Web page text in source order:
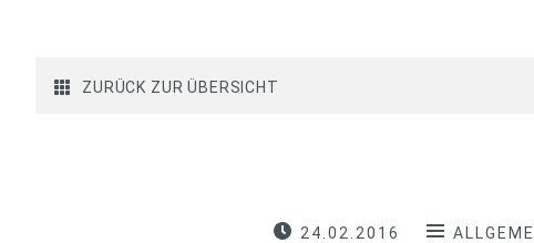
ZURÜCK ZUR ÜBERSICHT
24.02.2016